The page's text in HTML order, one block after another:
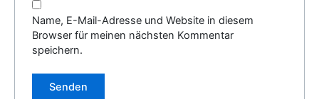
Name, E-Mail-Adresse und Website in diesem
Browser für meinen nächsten Kommentar
speichern.